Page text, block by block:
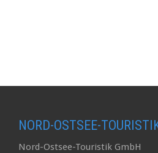
NORD-OSTSEE-
Nord-Ostsee-Touristik GmbH